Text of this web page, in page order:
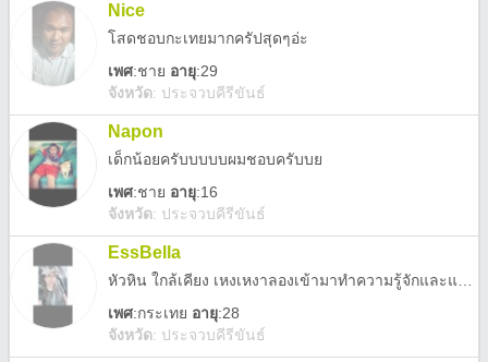
Nice
โสดชอบกะเทยมากครัปสุดๆอ่ะ
เพศ:ชาย อายุ:29
จังหวัด: ประจวบคีรีขันธ์
Napon
เด็กน้อยครับบบบบผมชอบครับบย
เพศ:ชาย อายุ:16
จังหวัด: ประจวบคีรีขันธ์
EssBella
เพศ:กระเทย อายุ:28
จังหวัด: ประจวบคีรีขันธ์